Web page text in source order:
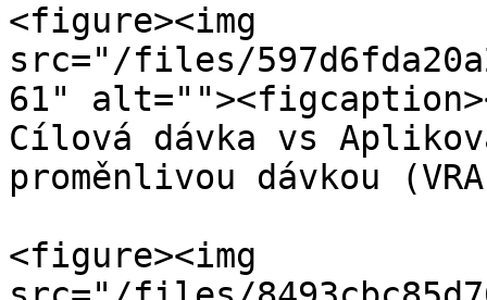
<figure><img
src="/files/
61"
Cílová dávka vs
proměnlivou dávkou
<figure><img